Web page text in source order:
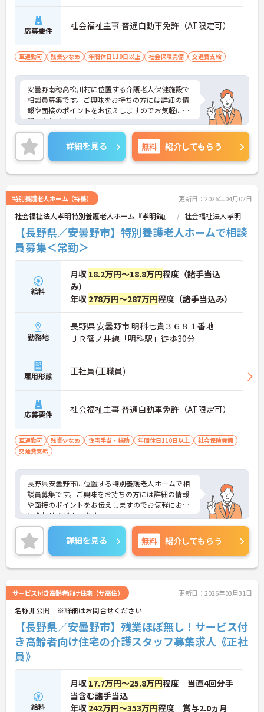
応募要件 社会福祉主事 普通自動車免許（AT限定可）
車通勤可 残業少なめ 年間休日110日以上 社会保険完備 交通費支給
安曇野南穂高松川村に位置する介護老人保健施設で
相談員募集です。ご興味をお持ちの方には詳細の情
報や面接のポイントをお伝えしますのでお気軽にお
問い合わせくださいませ。
詳細を見る 無料 紹介してもらう
特別養護老人ホーム（特養） 更新日：2026年04月02日
社会福祉法人孝明特別養護老人ホーム『孝明舘』 社会福祉法人孝明
【長野県／安曇野市】特別養護老人ホームで相談
員募集＜常勤＞
給料
月収 18.2万円～18.8万円程度（諸手当込
み）
年収 278万円～287万円程度（諸手当込み）
勤務地
長野県 安曇野市 明科七貴３６８１番地
ＪＲ篠ノ井線「明科駅」徒歩30分
雇用形態 正社員(正職員)
応募要件 社会福祉主事 普通自動車免許（AT限定可）
車通勤可 残業少なめ 住宅手当・補助 年間休日110日以上
社会保険完備
交通費支給
長野県安曇野市に位置する特別養護老人ホームで相
談員募集です。ご興味をお持ちの方には詳細の情報
や面接のポイントをお伝えしますのでお気軽にお問
い合わせくださいませ。
詳細を見る 無料 紹介してもらう
サービス付き高齢者向け住宅（サ高住） 更新日：2026年03月31日
名称非公開 ※詳細はお問合せください
【長野県／安曇野市】残業ほぼ無し！サービス付
き高齢者向け住宅の介護スタッフ募集求人《正社
員》
給料
月収 17.7万円～25.8万円程度 当直4回分手
当含む諸手当込
年収 242万円～353万円程度 賞与2.0ヵ月